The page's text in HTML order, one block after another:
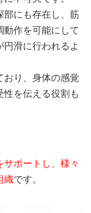
部にも存在し、筋
動作を可能にして
滑に行われるよ
おり、身体の感覚
性を伝える役割も
ポートし、様々
織です。